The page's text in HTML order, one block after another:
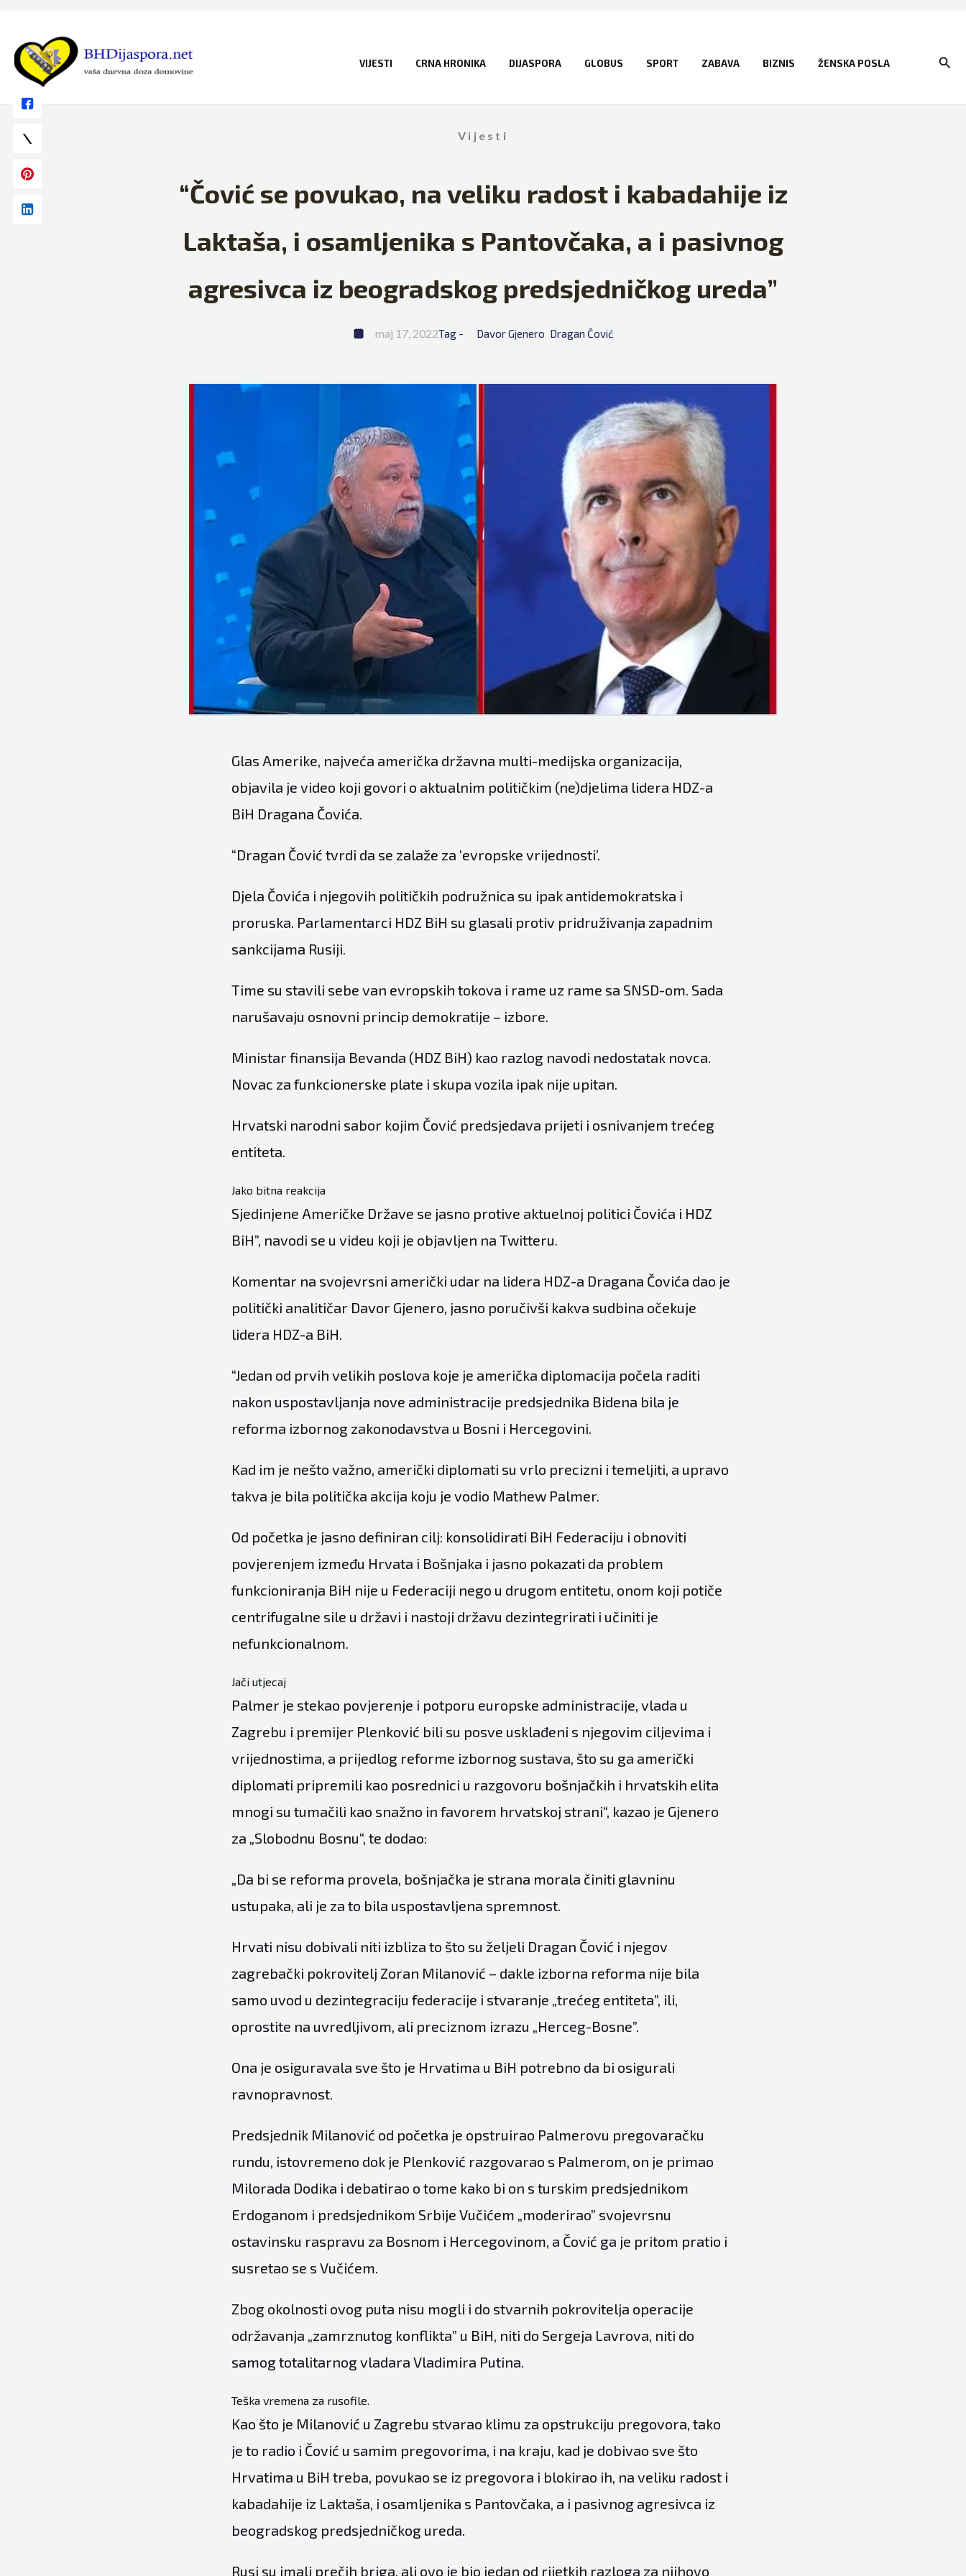
content
VIJESTI CRNA HRONIKA DIJASPORA GLOBUS SPORT ZABAVA BIZNIS ŽENSKA POSLA
Vijesti
“Čović se povukao, na veliku radost i kabadahije iz
Laktaša, i osamljenika s Pantovčaka, a i pasivnog
agresivca iz beogradskog predsjedničkog ureda”
maj 17, 2022Tag - Davor Gjenero Dragan Čović
Glas Amerike, najveća američka državna multi-medijska organizacija,
objavila je video koji govori o aktualnim političkim (ne)djelima lidera HDZ-a
BiH Dragana Čovića.
“Dragan Čović tvrdi da se zalaže za ‘evropske vrijednosti’.
Djela Čovića i njegovih političkih podružnica su ipak antidemokratska i
proruska. Parlamentarci HDZ BiH su glasali protiv pridruživanja zapadnim
sankcijama Rusiji.
Time su stavili sebe van evropskih tokova i rame uz rame sa SNSD-om. Sada
narušavaju osnovni princip demokratije – izbore.
Ministar finansija Bevanda (HDZ BiH) kao razlog navodi nedostatak novca.
Novac za funkcionerske plate i skupa vozila ipak nije upitan.
Hrvatski narodni sabor kojim Čović predsjedava prijeti i osnivanjem trećeg
entiteta.
Jako bitna reakcija
Sjedinjene Američke Države se jasno protive aktuelnoj politici Čovića i HDZ
BiH”, navodi se u videu koji je objavljen na Twitteru.
Komentar na svojevrsni američki udar na lidera HDZ-a Dragana Čovića dao je
politički analitičar Davor Gjenero, jasno poručivši kakva sudbina očekuje
lidera HDZ-a BiH.
“Jedan od prvih velikih poslova koje je američka diplomacija počela raditi
nakon uspostavljanja nove administracije predsjednika Bidena bila je
reforma izbornog zakonodavstva u Bosni i Hercegovini.
Kad im je nešto važno, američki diplomati su vrlo precizni i temeljiti, a upravo
takva je bila politička akcija koju je vodio Mathew Palmer.
Od početka je jasno definiran cilj: konsolidirati BiH Federaciju i obnoviti
povjerenjem između Hrvata i Bošnjaka i jasno pokazati da problem
funkcioniranja BiH nije u Federaciji nego u drugom entitetu, onom koji potiče
centrifugalne sile u državi i nastoji državu dezintegrirati i učiniti je
nefunkcionalnom.
Jači utjecaj
Palmer je stekao povjerenje i potporu europske administracije, vlada u
Zagrebu i premijer Plenković bili su posve usklađeni s njegovim ciljevima i
vrijednostima, a prijedlog reforme izbornog sustava, što su ga američki
diplomati pripremili kao posrednici u razgovoru bošnjačkih i hrvatskih elita
mnogi su tumačili kao snažno in favorem hrvatskoj strani“, kazao je Gjenero
za „Slobodnu Bosnu“, te dodao:
„Da bi se reforma provela, bošnjačka je strana morala činiti glavninu
ustupaka, ali je za to bila uspostavljena spremnost.
Hrvati nisu dobivali niti izbliza to što su željeli Dragan Čović i njegov
zagrebački pokrovitelj Zoran Milanović – dakle izborna reforma nije bila
samo uvod u dezintegraciju federacije i stvaranje „trećeg entiteta”, ili,
oprostite na uvredljivom, ali preciznom izrazu „Herceg-Bosne”.
Ona je osiguravala sve što je Hrvatima u BiH potrebno da bi osigurali
ravnopravnost.
Predsjednik Milanović od početka je opstruirao Palmerovu pregovaračku
rundu, istovremeno dok je Plenković razgovarao s Palmerom, on je primao
Milorada Dodika i debatirao o tome kako bi on s turskim predsjednikom
Erdoganom i predsjednikom Srbije Vučićem „moderirao” svojevrsnu
ostavinsku raspravu za Bosnom i Hercegovinom, a Čović ga je pritom pratio i
susretao se s Vučićem.
Zbog okolnosti ovog puta nisu mogli i do stvarnih pokrovitelja operacije
održavanja „zamrznutog konflikta” u BiH, niti do Sergeja Lavrova, niti do
samog totalitarnog vladara Vladimira Putina.
Teška vremena za rusofile.
Kao što je Milanović u Zagrebu stvarao klimu za opstrukciju pregovora, tako
je to radio i Čović u samim pregovorima, i na kraju, kad je dobivao sve što
Hrvatima u BiH treba, povukao se iz pregovora i blokirao ih, na veliku radost i
kabadahije iz Laktaša, i osamljenika s Pantovčaka, a i pasivnog agresivca iz
beogradskog predsjedničkog ureda.
Rusi su imali prečih briga, ali ovo je bio jedan od rijetkih razloga za njihovo